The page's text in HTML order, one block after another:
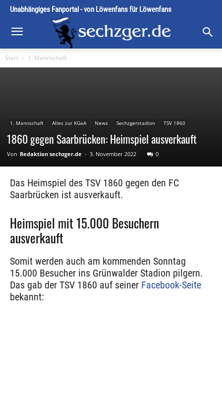
Unabhängiges Fanportal - von Löwenfans für Löwenfans
Start 1. Mannschaft
1. Mannschaft Alles zur KGaA News Sechzgerstadion TSV 1860
1860 gegen Saarbrücken: Heimspiel ausverkauft
Von Redaktion sechzger.de - 3. November 2022 0
Das Heimspiel des TSV 1860 gegen den FC
Saarbrücken ist ausverkauft.
Heimspiel mit 15.000 Besuchern
ausverkauft
Somit werden auch am kommenden Sonntag
15.000 Besucher ins Grünwalder Stadion pilgern.
Das gab der TSV 1860 auf seiner Facebook-Seite
bekannt: